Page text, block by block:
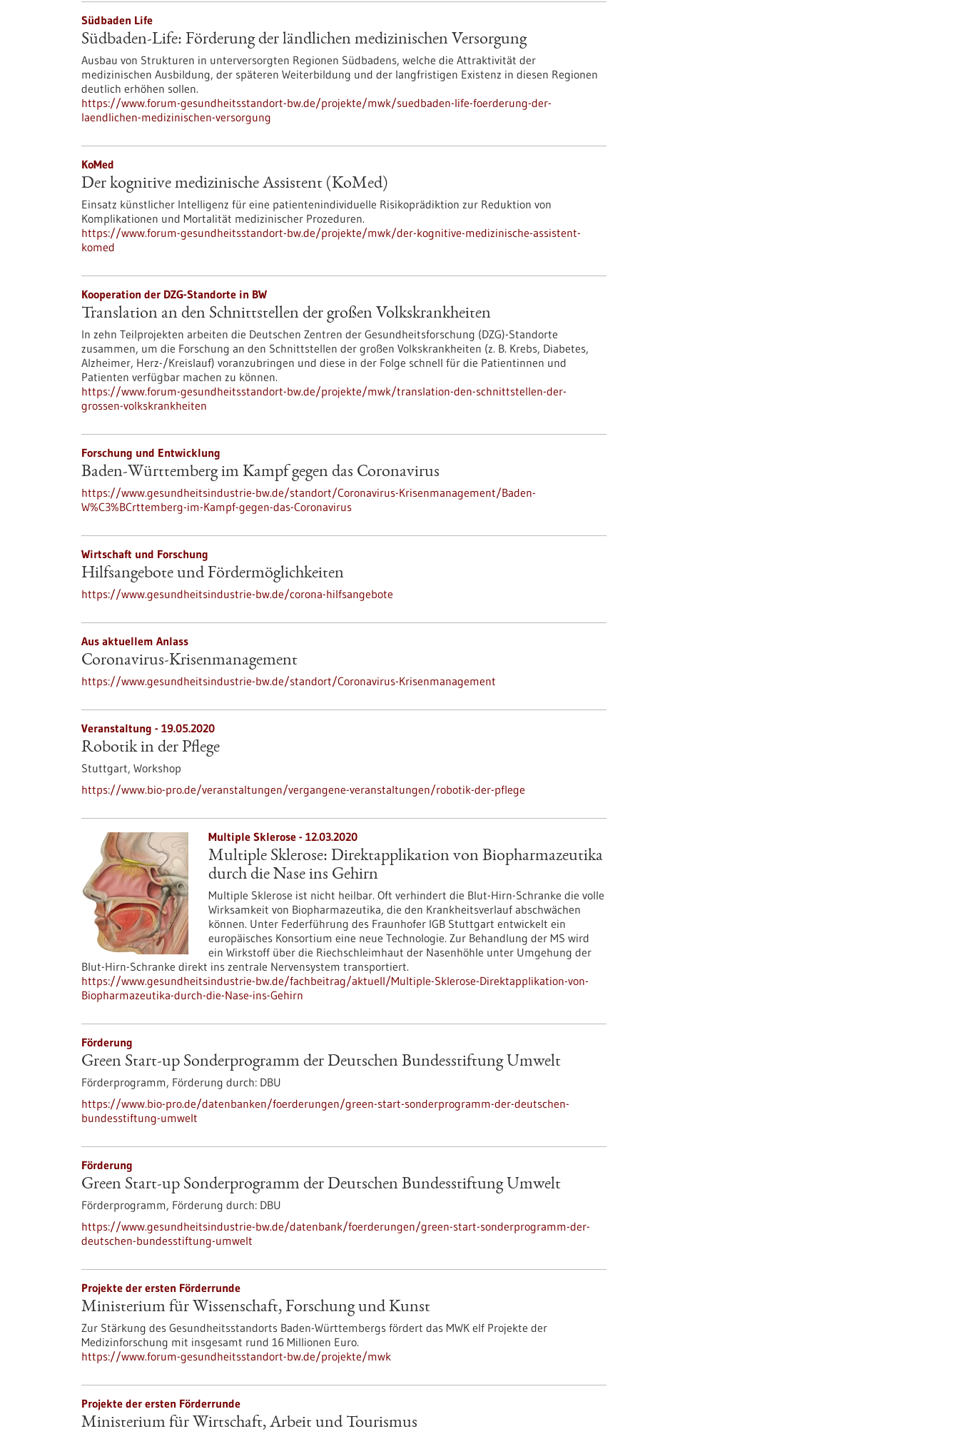
Südbaden Life
Südbaden-Life: Förderung der ländlichen medizinischen Versorgung
Ausbau von Strukturen in unterversorgten Regionen Südbadens, welche die Attraktivität der
medizinischen Ausbildung, der späteren Weiterbildung und der langfristigen Existenz in diesen Regionen
deutlich erhöhen sollen.
https://www.forum-gesundheitsstandort-bw.de/projekte/mwk/suedbaden-life-foerderung-der-
laendlichen-medizinischen-versorgung
KoMed
Der kognitive medizinische Assistent (KoMed)
Einsatz künstlicher Intelligenz für eine patientenindividuelle Risikoprädiktion zur Reduktion von
Komplikationen und Mortalität medizinischer Prozeduren.
https://www.forum-gesundheitsstandort-bw.de/projekte/mwk/der-kognitive-medizinische-assistent-
komed
Kooperation der DZG-Standorte in BW
Translation an den Schnittstellen der großen Volkskrankheiten
In zehn Teilprojekten arbeiten die Deutschen Zentren der Gesundheitsforschung (DZG)-Standorte
zusammen, um die Forschung an den Schnittstellen der großen Volkskrankheiten (z. B. Krebs, Diabetes,
Alzheimer, Herz-/Kreislauf) voranzubringen und diese in der Folge schnell für die Patientinnen und
Patienten verfügbar machen zu können.
https://www.forum-gesundheitsstandort-bw.de/projekte/mwk/translation-den-schnittstellen-der-
grossen-volkskrankheiten
Forschung und Entwicklung
Baden-Württemberg im Kampf gegen das Coronavirus
https://www.gesundheitsindustrie-bw.de/standort/Coronavirus-Krisenmanagement/Baden-
W%C3%BCrttemberg-im-Kampf-gegen-das-Coronavirus
Wirtschaft und Forschung
Hilfsangebote und Fördermöglichkeiten
https://www.gesundheitsindustrie-bw.de/corona-hilfsangebote
Aus aktuellem Anlass
Coronavirus-Krisenmanagement
https://www.gesundheitsindustrie-bw.de/standort/Coronavirus-Krisenmanagement
Veranstaltung - 19.05.2020
Robotik in der Pflege
Stuttgart, Workshop
https://www.bio-pro.de/veranstaltungen/vergangene-veranstaltungen/robotik-der-pflege
Multiple Sklerose - 12.03.2020
Multiple Sklerose: Direktapplikation von Biopharmazeutika
durch die Nase ins Gehirn
Multiple Sklerose ist nicht heilbar. Oft verhindert die Blut-Hirn-Schranke die volle
Wirksamkeit von Biopharmazeutika, die den Krankheitsverlauf abschwächen
können. Unter Federführung des Fraunhofer IGB Stuttgart entwickelt ein
europäisches Konsortium eine neue Technologie. Zur Behandlung der MS wird
ein Wirkstoff über die Riechschleimhaut der Nasenhöhle unter Umgehung der
Blut-Hirn-Schranke direkt ins zentrale Nervensystem transportiert.
https://www.gesundheitsindustrie-bw.de/fachbeitrag/aktuell/Multiple-Sklerose-Direktapplikation-von-
Biopharmazeutika-durch-die-Nase-ins-Gehirn
Förderung
Green Start-up Sonderprogramm der Deutschen Bundesstiftung Umwelt
Förderprogramm, Förderung durch: DBU
https://www.bio-pro.de/datenbanken/foerderungen/green-start-sonderprogramm-der-deutschen-
bundesstiftung-umwelt
Förderung
Green Start-up Sonderprogramm der Deutschen Bundesstiftung Umwelt
Förderprogramm, Förderung durch: DBU
https://www.gesundheitsindustrie-bw.de/datenbank/foerderungen/green-start-sonderprogramm-der-
deutschen-bundesstiftung-umwelt
Projekte der ersten Förderrunde
Ministerium für Wissenschaft, Forschung und Kunst
Zur Stärkung des Gesundheitsstandorts Baden-Württembergs fördert das MWK elf Projekte der
Medizinforschung mit insgesamt rund 16 Millionen Euro.
https://www.forum-gesundheitsstandort-bw.de/projekte/mwk
Projekte der ersten Förderrunde
Ministerium für Wirtschaft, Arbeit und Tourismus